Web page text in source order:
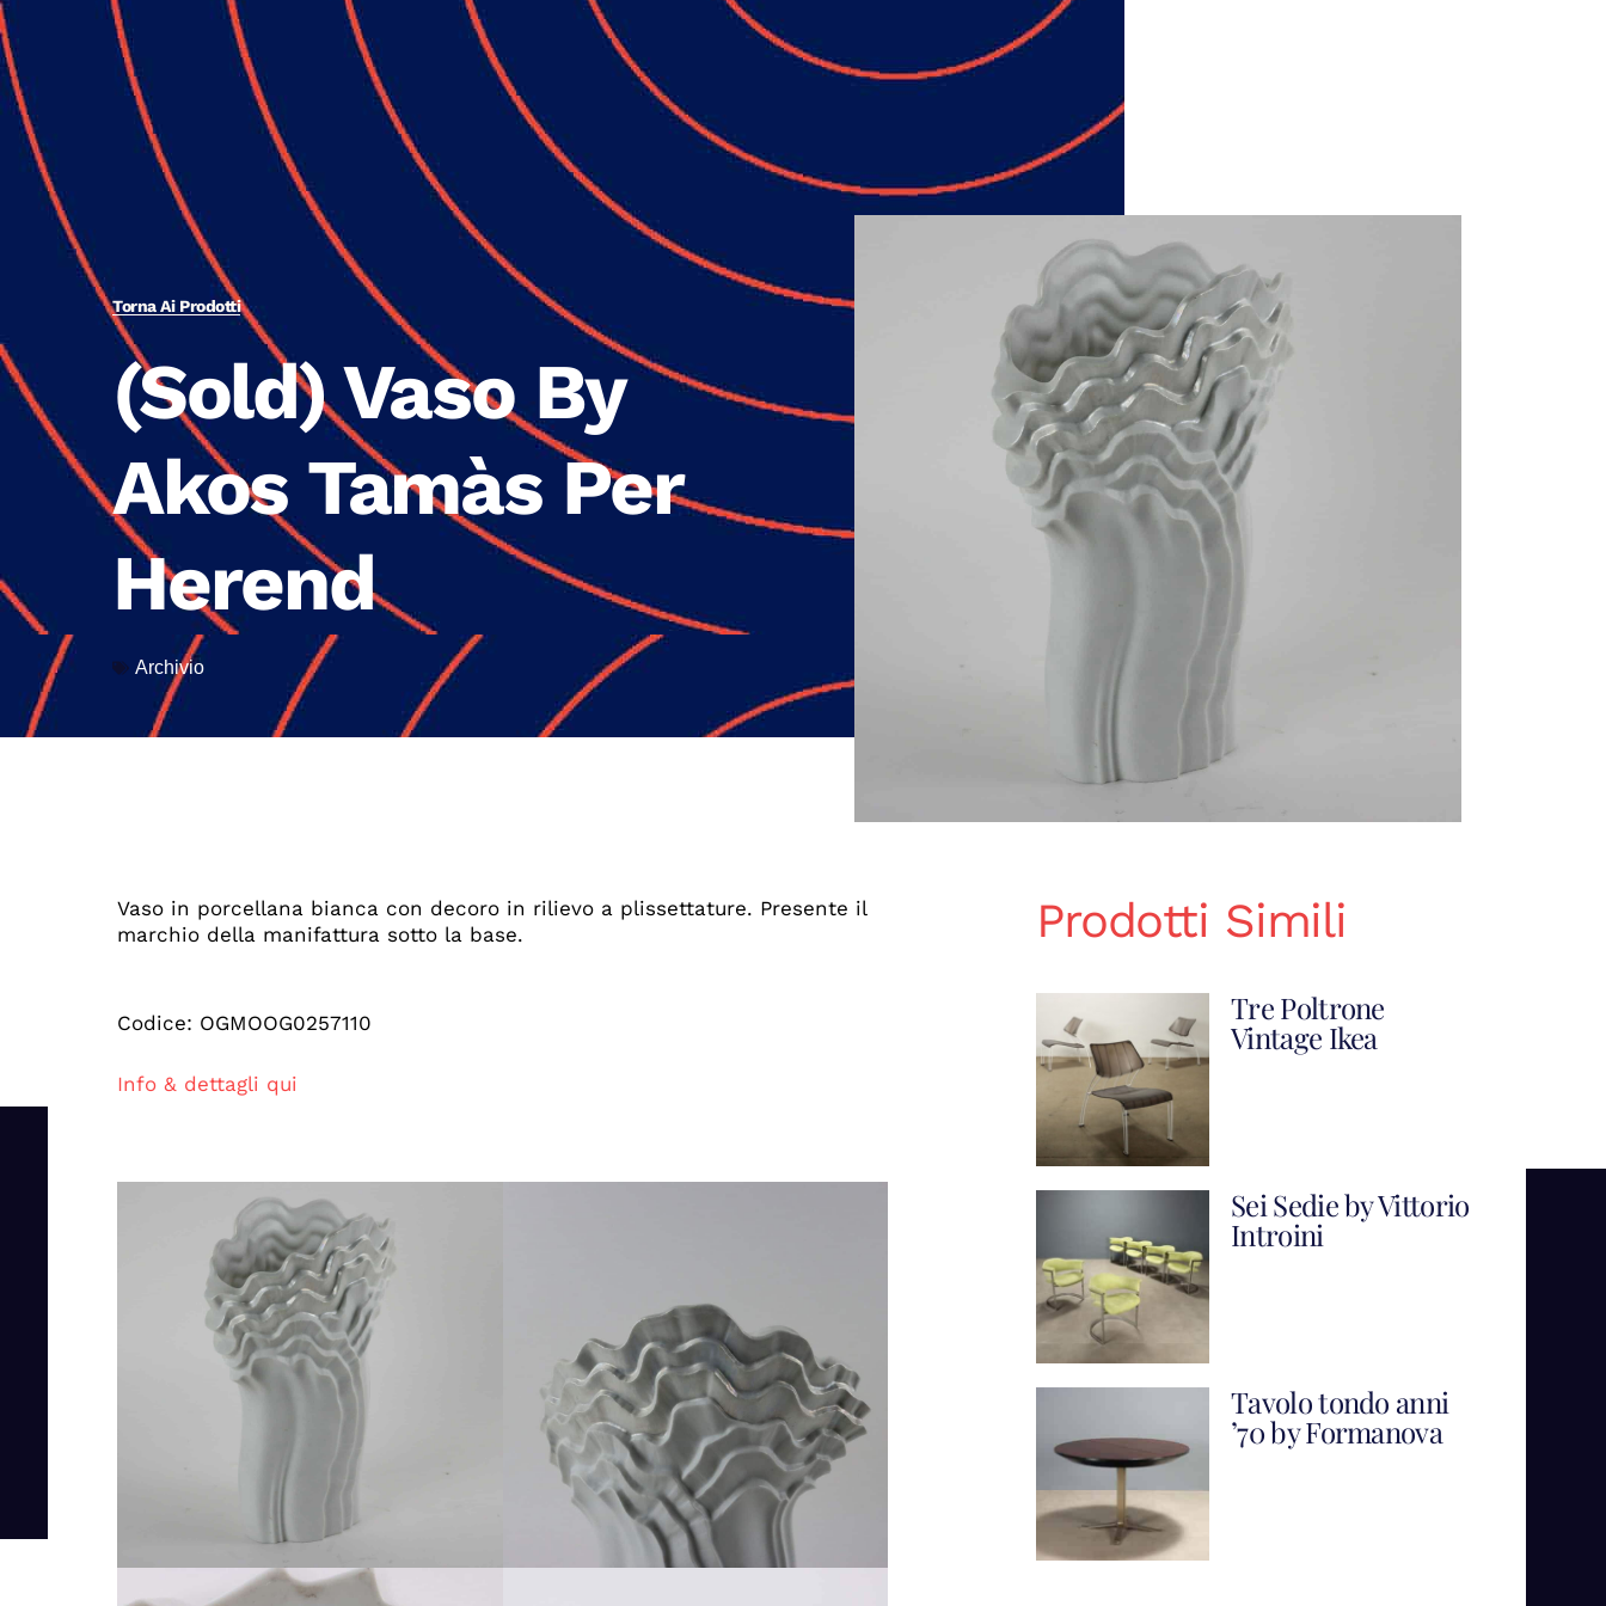
Torna Ai Prodotti
(Sold) Vaso By
Akos Tamàs Per
Herend
Archivio
Vaso in porcellana bianca con decoro in rilievo a plissettature. Presente il
marchio della manifattura sotto la base.
Codice: OGMOOG0257110
Info & dettagli qui
Prodotti Simili
Tre Poltrone
Vintage Ikea
Sei Sedie by Vittorio
Introini
Tavolo tondo anni
’70 by Formanova